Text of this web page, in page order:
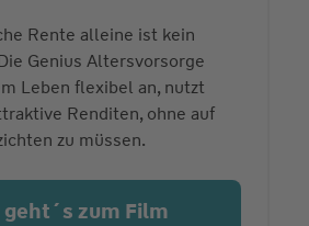
Rente alleine ist kein
Genius Altersvorsorge
Leben flexibel an, nutzt
Renditen, ohne auf
zu müssen.
geht´s zum Film